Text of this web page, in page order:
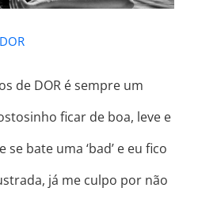
de DOR é sempre um
ficar de boa, leve e
se bate uma ‘bad’ e eu fico
já me culpo por não